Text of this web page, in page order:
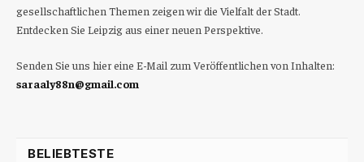
gesellschaftlichen Themen zeigen wir die Vielfalt der Stadt.
Entdecken Sie Leipzig aus einer neuen Perspektive.
Senden Sie uns hier eine E-Mail zum Veröffentlichen von Inhalten:
saraaly88n@gmail.com
BELIEBTESTE